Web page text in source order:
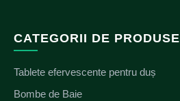
CATEGORII DE PRODUSE
Tablete efervescente pentru duș
Bombe de Baie